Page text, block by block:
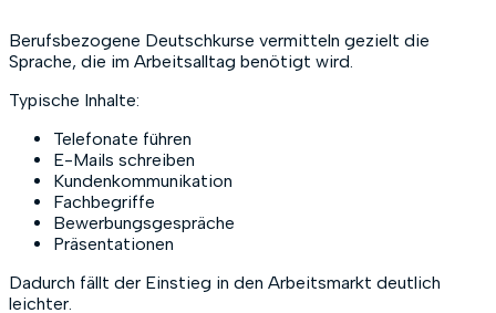
Berufsbezogene Deutschkurse vermitteln gezielt die
Sprache, die im Arbeitsalltag benötigt wird.
Typische Inhalte:
Telefonate führen
E-Mails schreiben
Kundenkommunikation
Fachbegriffe
Bewerbungsgespräche
Präsentationen
Dadurch fällt der Einstieg in den Arbeitsmarkt deutlich
leichter.